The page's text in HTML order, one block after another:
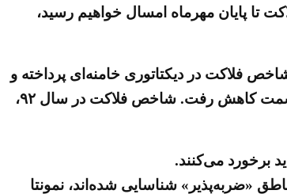
دیگری برای فلاکت تا پایان مهرماه امسال خواهیم رسید،
فلاکت در دیکتاتوری خامنه‌ای پرداخته و
اضافه می‌کند: «نگاهی به وضعیت این شاخص در سال‌های مختلف نشان می‌دهد که بعد از سال ۹۲، شاخص فلاکت آرام آرام به سمت کاهش رفت. شاخص فلاکت در سال ۹۲،
برخورد می‌کنند.
اکنون به‌عنوان مناطق «ضربه‌پذیر» شناسایی شده‌اند، نمونتا